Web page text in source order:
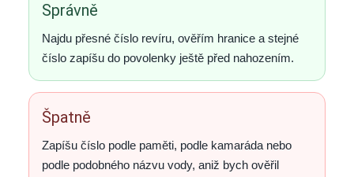
Správně
Najdu přesné číslo revíru, ověřím hranice a stejné
číslo zapíšu do povolenky ještě před nahozením.
Špatně
Zapíšu číslo podle paměti, podle kamaráda nebo
podle podobného názvu vody, aniž bych ověřil